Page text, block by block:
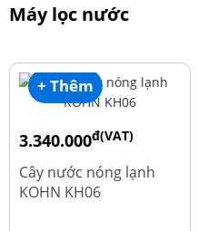
Máy lọc nước
+ Thêm
3.340.000đ(VAT)
Cây nước nóng lạnh
KOHN KH06